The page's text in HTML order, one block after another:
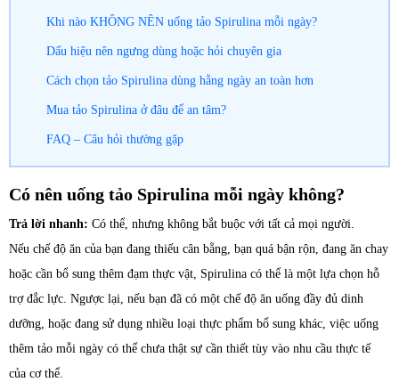
Khi nào KHÔNG NÊN uống tảo Spirulina mỗi ngày?
Dấu hiệu nên ngưng dùng hoặc hỏi chuyên gia
Cách chọn tảo Spirulina dùng hằng ngày an toàn hơn
Mua tảo Spirulina ở đâu để an tâm?
FAQ – Câu hỏi thường gặp
Có nên uống tảo Spirulina mỗi ngày không?
Trả lời nhanh: Có thể, nhưng không bắt buộc với tất cả mọi người.
Nếu chế độ ăn của bạn đang thiếu cân bằng, bạn quá bận rộn, đang ăn chay
hoặc cần bổ sung thêm đạm thực vật, Spirulina có thể là một lựa chọn hỗ
trợ đắc lực. Ngược lại, nếu bạn đã có một chế độ ăn uống đầy đủ dinh
dưỡng, hoặc đang sử dụng nhiều loại thực phẩm bổ sung khác, việc uống
thêm tảo mỗi ngày có thể chưa thật sự cần thiết tùy vào nhu cầu thực tế
của cơ thể.